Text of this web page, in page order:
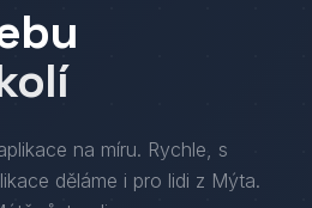
na míru. Rychle, s
děláme i pro lidi z Mýta.